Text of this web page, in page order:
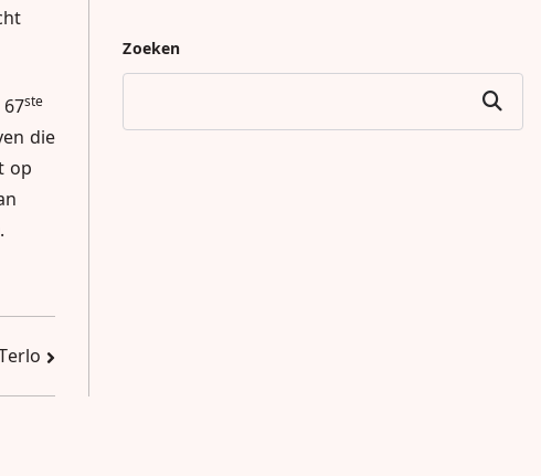
ste
die
op
Zoeken
Zoeken